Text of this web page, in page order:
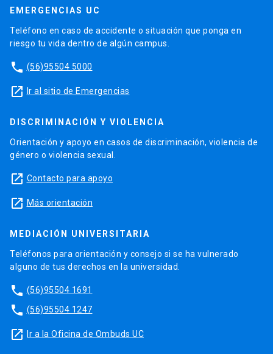
EMERGENCIAS UC
Teléfono en caso de accidente o situación que ponga en
riesgo tu vida dentro de algún campus.
phone (56)95504 5000
launch Ir al sitio de Emergencias
DISCRIMINACIÓN Y VIOLENCIA
Orientación y apoyo en casos de discriminación, violencia de
género o violencia sexual.
launch Contacto para apoyo
launch Más orientación
MEDIACIÓN UNIVERSITARIA
Teléfonos para orientación y consejo si se ha vulnerado
alguno de tus derechos en la universidad.
phone (56)95504 1691
phone (56)95504 1247
launch Ir a la Oficina de Ombuds UC